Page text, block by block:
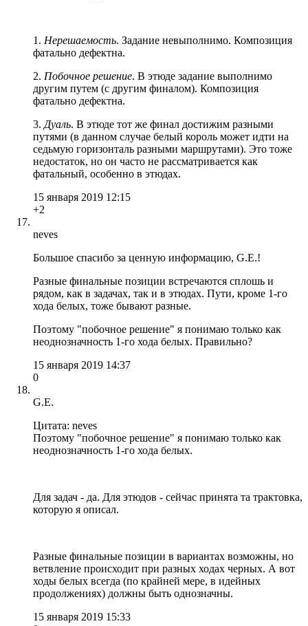
1. Нерешаемость. Задание невыполнимо. Композиция
фатально дефектна.
2. Побочное решение. В этюде задание выполнимо
другим путем (с другим финалом). Композиция
фатально дефектна.
3. Дуаль. В этюде тот же финал достижим разными
путями (в данном случае белый король может идти на
седьмую горизонталь разными маршрутами). Это тоже
недостаток, но он часто не рассматривается как
фатальный, особенно в этюдах.
15 января 2019 12:15
+2
neves
Большое спасибо за ценную информацию, G.E.!
Разные финальные позиции встречаются сплошь и
рядом, как в задачах, так и в этюдах. Пути, кроме 1-го
хода белых, тоже бывают разные.
Поэтому "побочное решение" я понимаю только как
неоднозначность 1-го хода белых. Правильно?
15 января 2019 14:37
0
G.E.
Цитата: neves
Поэтому "побочное решение" я понимаю только как
неоднозначность 1-го хода белых.
Для задач - да. Для этюдов - сейчас принята та трактовка,
которую я описал.
Разные финальные позиции в вариантах возможны, но
ветвление происходит при разных ходах черных. А вот
ходы белых всегда (по крайней мере, в идейных
продолжениях) должны быть однозначны.
15 января 2019 15:33